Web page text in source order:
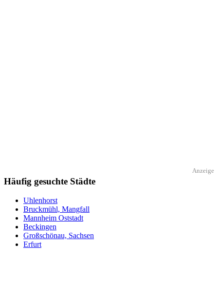
Anzeige
Häufig gesuchte Städte
Uhlenhorst
Bruckmühl, Mangfall
Mannheim Oststadt
Beckingen
Großschönau, Sachsen
Erfurt